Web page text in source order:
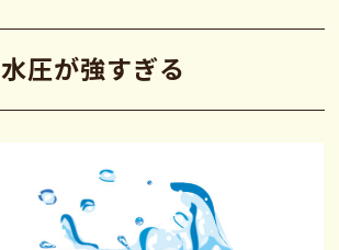
水圧が強すぎる